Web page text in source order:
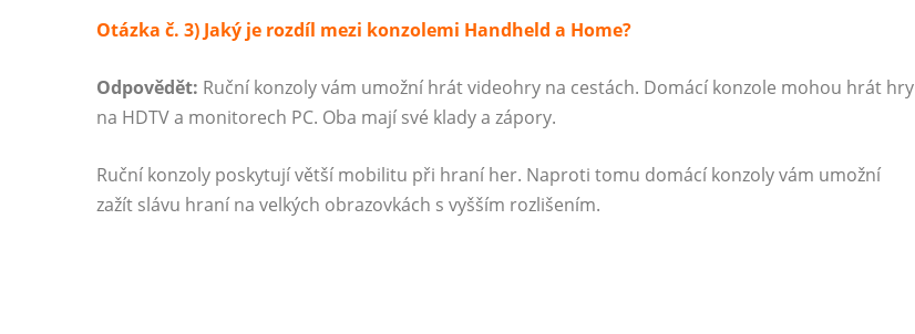
Otázka č. 3) Jaký je rozdíl mezi konzolemi Handheld a Home?
Odpovědět: Ruční konzoly vám umožní hrát videohry na cestách. Domácí konzole mohou hrát hry
na HDTV a monitorech PC. Oba mají své klady a zápory.
Ruční konzoly poskytují větší mobilitu při hraní her. Naproti tomu domácí konzoly vám umožní
zažít slávu hraní na velkých obrazovkách s vyšším rozlišením.